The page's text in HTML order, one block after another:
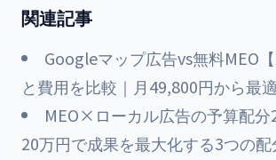
関連記事
Googleマップ広告vs無料MEO
と費用を比較｜月49,800円から最
MEO×ローカル広告の予算配分
20万円で成果を最大化する3つの